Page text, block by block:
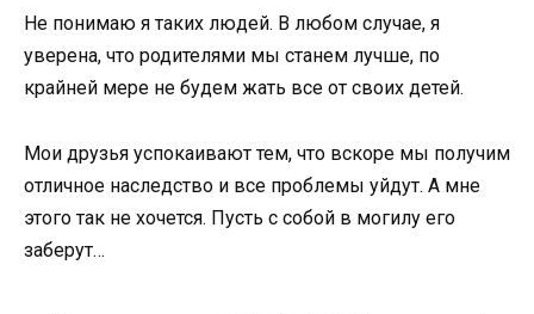
Не понимаю я таких людей. В любом случае, я
уверена, что родителями мы станем лучше, по
крайней мере не будем жать все от своих детей.
Мои друзья успокаивают тем, что вскоре мы получим
отличное наследство и все проблемы уйдут. А мне
этого так не хочется. Пусть с собой в могилу его
заберут…